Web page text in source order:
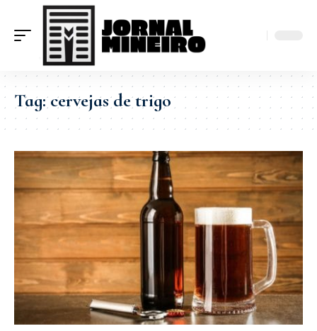
Tag:cervejas de trigo